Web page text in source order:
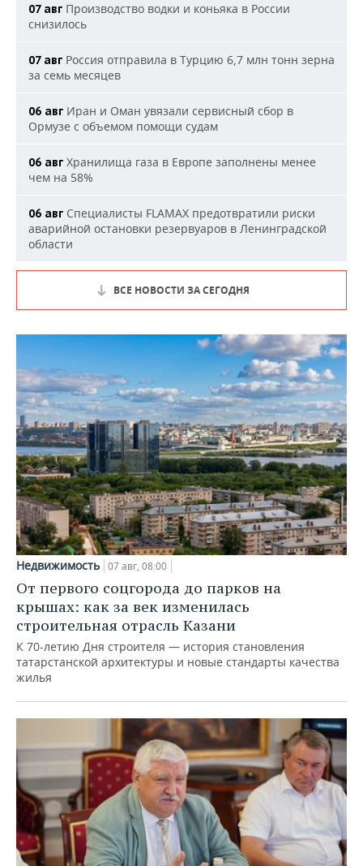
07 авг Производство водки и коньяка в России
снизилось
07 авг Россия отправила в Турцию 6,7 млн тонн зерна
за семь месяцев
06 авг Иран и Оман увязали сервисный сбор в
Ормузе с объемом помощи судам
06 авг Хранилища газа в Европе заполнены менее
чем на 58%
06 авг Специалисты FLAMAX предотвратили риски
аварийной остановки резервуаров в Ленинградской
области
ВСЕ НОВОСТИ ЗА СЕГОДНЯ
Недвижимость 07 авг, 08:00
От первого соцгорода до парков на
крышах: как за век изменилась
строительная отрасль Казани
К 70-летию Дня строителя — история становления
татарстанской архитектуры и новые стандарты качества
жилья